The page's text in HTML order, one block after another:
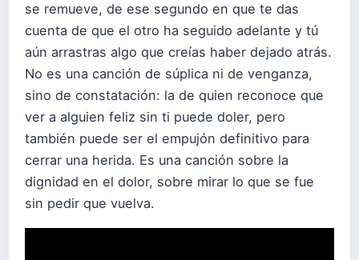
se remueve, de ese segundo en que te das
cuenta de que el otro ha seguido adelante y tú
aún arrastras algo que creías haber dejado atrás.
No es una canción de súplica ni de venganza,
sino de constatación: la de quien reconoce que
ver a alguien feliz sin ti puede doler, pero
también puede ser el empujón definitivo para
cerrar una herida. Es una canción sobre la
dignidad en el dolor, sobre mirar lo que se fue
sin pedir que vuelva.